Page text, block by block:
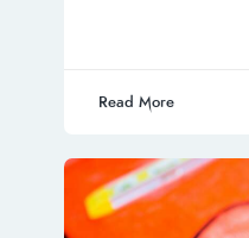
Read More